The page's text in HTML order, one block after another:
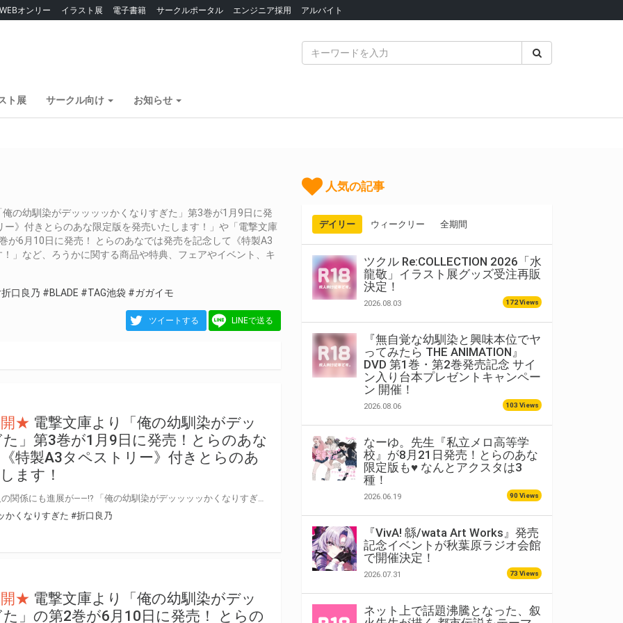
WEBオンリー イラスト展 電子書籍 サークルポータル エンジニア採用 アルバイト
ト展 サークル向け お知らせ
の幼馴染がデッッッッかくなりすぎた」第3巻が1月9日に発
》付きとらのあな限定版を発売いたします！」や「電撃文庫
が6月10日に発売！ とらのあなでは発売を記念して《特製A3
」など、ろうかに関する商品や特典、フェアやイベント、キ
口良乃 #BLADE #TAG池袋 #ガガイモ
ツイートする LINEで送る
開★ 電撃文庫より「俺の幼馴染がデッ
」第3巻が1月9日に発売！とらのあな
特製A3タペストリー》付きとらのあ
ます！
かくなりすぎた #折口良乃
開★ 電撃文庫より「俺の幼馴染がデッ
」の第2巻が6月10日に発売！ とらの
人気の記事
デイリー ウィークリー 全期間
ツクル Re:COLLECTION 2026「水
龍敬」イラスト展グッズ受注再販
決定！
2026.08.03 172 Views
『無自覚な幼馴染と興味本位でヤ
ってみたら THE ANIMATION』
DVD 第1巻・第2巻発売記念 サイ
ン入り台本プレゼントキャンペー
ン 開催！
2026.08.06 103 Views
なーゆ。先生『私立メロ高等学
校』が8月21日発売！とらのあな
限定版も♥ なんとアクスタは3
種！
2026.06.19 90 Views
『VivA! 緜/wata Art Works』発売
記念イベントが秋葉原ラジオ会館
で開催決定！
2026.07.31 73 Views
ネット上で話題沸騰となった、叙